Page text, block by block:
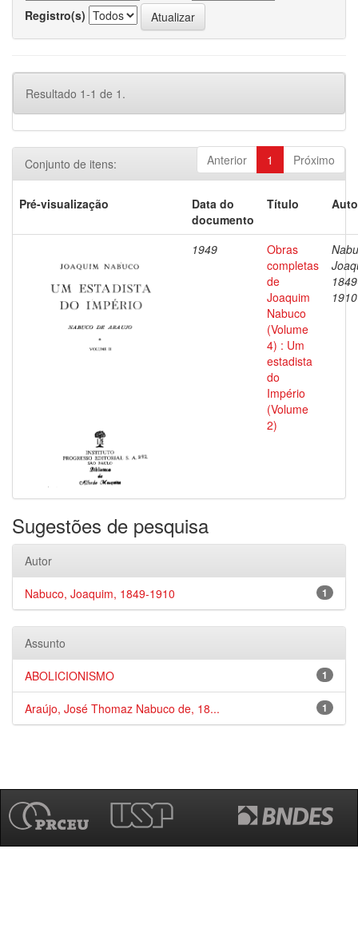
Registro(s)
Resultado 1-1 de 1.
Anterior 1 Próximo
Conjunto de itens:
Pré-visualização
Data do
documento
Título
1949
Obras
completas
de
Joaquim
Nabuco
(Volume
4) : Um
estadista
do
Império
(Volume
2)
1910
Sugestões de pesquisa
Autor
1
Nabuco, Joaquim, 1849-1910
Assunto
1
ABOLICIONISMO
1
Araújo, José Thomaz Nabuco de, 18...